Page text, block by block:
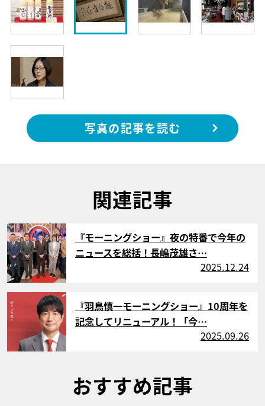
写真の記事を読む
関連記事
サムネイル
『モーニングショー』夜の特番で今年の
ニュースを総括！長嶋茂雄さ…
2025.12.24
サムネイル
『羽鳥慎一モーニングショー』10周年を
記念してリニューアル！「今…
2025.09.26
おすすめ記事